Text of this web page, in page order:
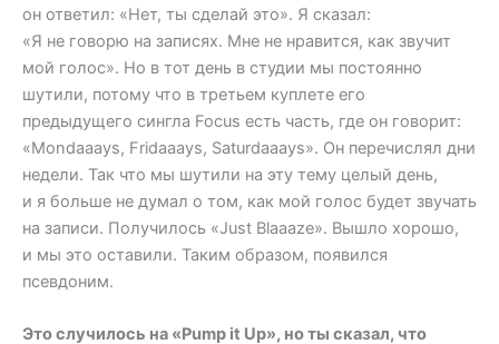
он ответил: «Нет, ты сделай это». Я сказал:
«Я не говорю на записях. Мне не нравится, как звучит
мой голос». Но в тот день в студии мы постоянно
шутили, потому что в третьем куплете его
предыдущего сингла Focus есть часть, где он говорит:
«Mondaaays, Fridaaays, Saturdaaays». Он перечислял дни
недели. Так что мы шутили на эту тему целый день,
и я больше не думал о том, как мой голос будет звучать
на записи. Получилось «Just Blaaaze». Вышло хорошо,
и мы это оставили. Таким образом, появился
псевдоним.
Это случилось на «Pump it Up», но ты сказал, что